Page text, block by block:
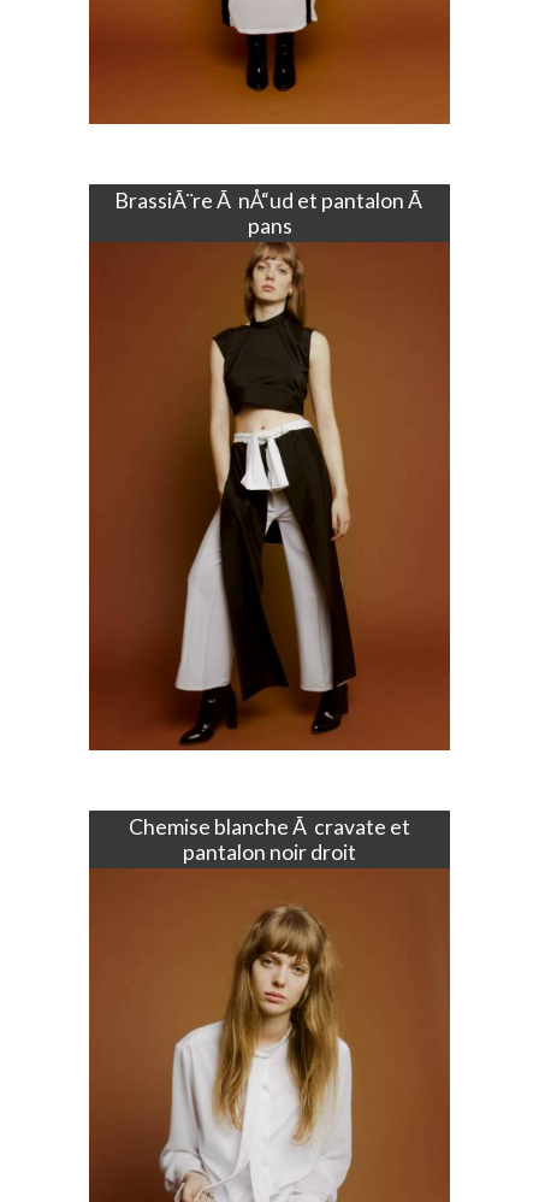
BrassiÃ¨re Ã nÅ“ud et pantalon Ã
pans
Chemise blanche Ã cravate et
pantalon noir droit